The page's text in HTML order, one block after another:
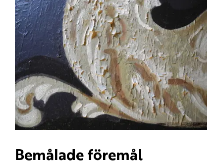
Bemålade föremål